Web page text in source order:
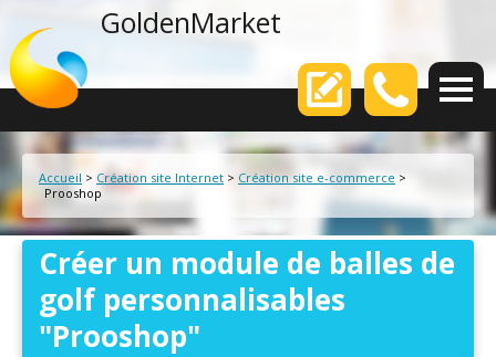
GoldenMarket
Votre
Accueil > Création site Internet > Création site e-commerce >
Prooshop
Créer un module de balles de
golf personnalisables
"Prooshop"